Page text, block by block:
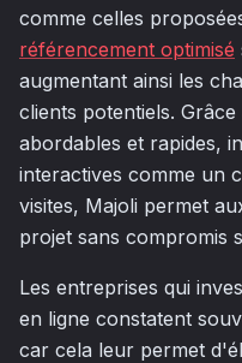
comme celles
référencement optimisé
augmentant ainsi les
clients potentiels.
abordables et rapides,
interactives comme un
visites, Majoli permet
projet sans compromis
Les entreprises qui
en ligne constatent
car cela leur permet